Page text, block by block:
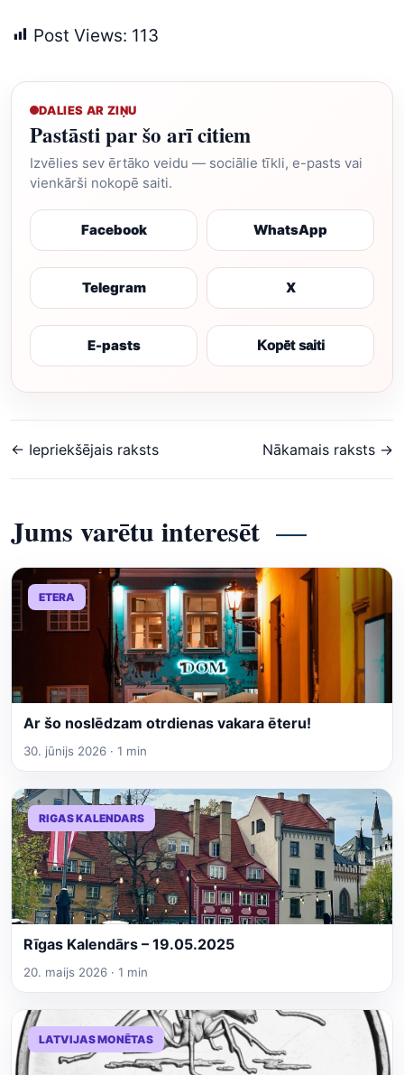
Post Views: 113
DALIES AR ZIŅU
Pastāsti par šo arī citiem
Izvēlies sev ērtāko veidu — sociālie tīkli, e-pasts vai
vienkārši nokopē saiti.
Facebook WhatsApp
Telegram X
E-pasts Kopēt saiti
← Iepriekšējais raksts Nākamais raksts →
Jums varētu interesēt
ETERA
Ar šo noslēdzam otrdienas vakara ēteru!
30. jūnijs 2026 · 1 min
RIGAS KALENDARS
Rīgas Kalendārs – 19.05.2025
20. maijs 2026 · 1 min
LATVIJAS MONĒTAS